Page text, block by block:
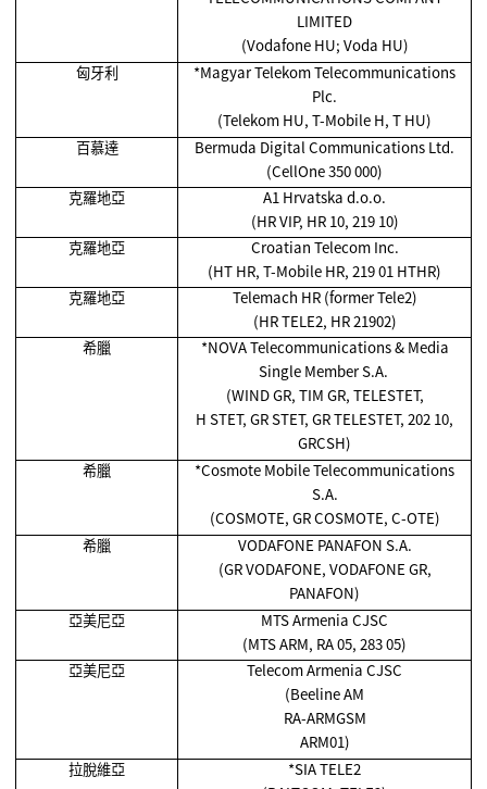
LIMITED
(Vodafone HU; Voda HU)
匈牙利
*Magyar Telekom Telecommunications
Plc.
(Telekom HU, T-Mobile H, T HU)
百慕達
Bermuda Digital Communications Ltd.
(CellOne 350 000)
克羅地亞
A1 Hrvatska d.o.o.
(HR VIP, HR 10, 219 10)
克羅地亞
Croatian Telecom Inc.
(HT HR, T-Mobile HR, 219 01 HTHR)
克羅地亞
Telemach HR (former Tele2)
(HR TELE2, HR 21902)
希臘
*NOVA Telecommunications & Media
Single Member S.A.
(WIND GR, TIM GR, TELESTET,
H STET, GR STET, GR TELESTET, 202 10,
GRCSH)
希臘
*Cosmote Mobile Telecommunications
S.A.
(COSMOTE, GR COSMOTE, C-OTE)
希臘
VODAFONE PANAFON S.A.
(GR VODAFONE, VODAFONE GR,
PANAFON)
亞美尼亞
MTS Armenia CJSC
(MTS ARM, RA 05, 283 05)
亞美尼亞
Telecom Armenia CJSC
(Beeline AM
RA-ARMGSM
ARM01)
拉脫維亞
*SIA TELE2